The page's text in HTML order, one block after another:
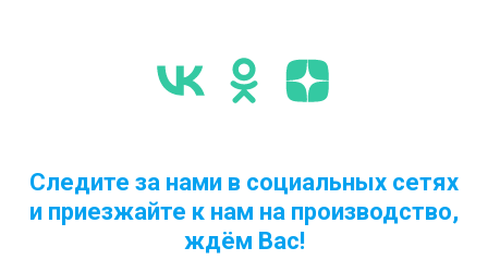
Следите за нами в социальных сетях
и приезжайте к нам на производство,
ждём Вас!